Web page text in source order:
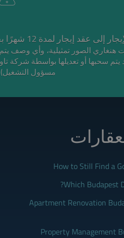
عقد إيجار لمدة 12 شهرًا بحد أدنى.
الصور تمثيلية، وأي وصف يتم
مسؤول
How to Still Find a
Which Budapest
Apartment Renovation
Property Management